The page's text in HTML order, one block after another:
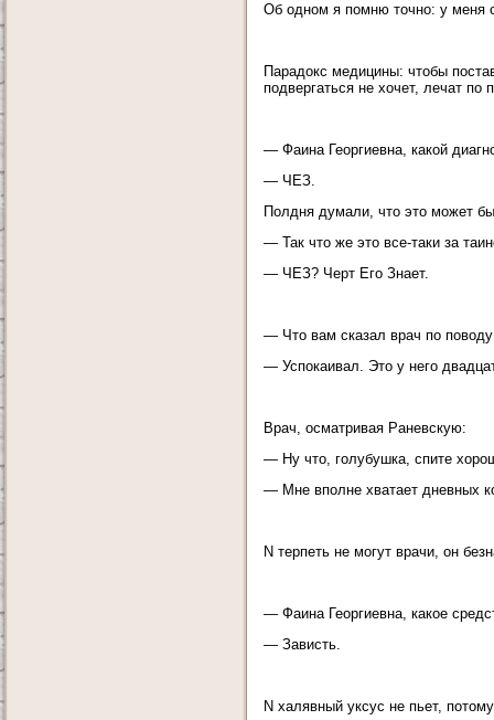
Об одном я помню точно: у меня
Парадокс медицины: чтобы
подвергаться не хочет, лечат по
— Фаина Георгиевна, какой
— ЧЕЗ.
Полдня думали, что это может
— Так что же это все-таки за
— ЧЕЗ? Черт Его Знает.
— Что вам сказал врач по
— Успокаивал. Это у него
Врач, осматривая Раневскую:
— Ну что, голубушка, спите
— Мне вполне хватает дневных
N терпеть не могут врачи, он
— Фаина Георгиевна, какое
— Зависть.
N халявный уксус не пьет,